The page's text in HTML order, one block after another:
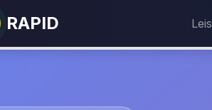
RAPID